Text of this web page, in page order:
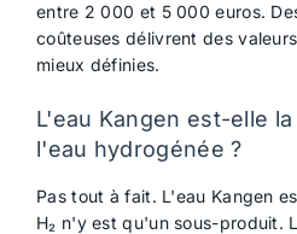
entre 2 000 et 5 000 euros.
coûteuses délivrent des
mieux définies.
L'eau Kangen est-elle
l'eau hydrogénée ?
Pas tout à fait. L'eau Kangen
H₂ n'y est qu'un sous-produit.